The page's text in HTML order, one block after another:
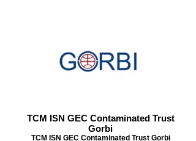
TCM ISN GEC Contaminated Trust
Gorbi
TCM ISN GEC Contaminated Trust Gorbi